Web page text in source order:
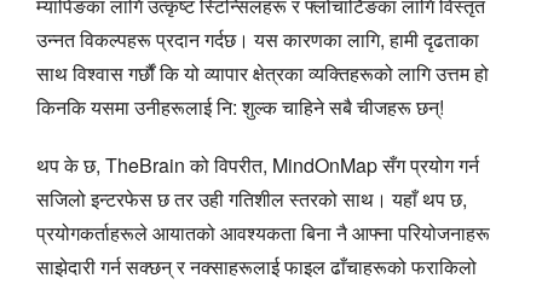
उन्नत विकल्पहरू प्रदान गर्दछ। यस कारणका लागि, हामी दृढताका
साथ विश्वास गर्छौं कि यो व्यापार क्षेत्रका व्यक्तिहरूको लागि उत्तम हो
किनकि यसमा उनीहरूलाई नि: शुल्क चाहिने सबै चीजहरू छन्!
थप के छ, TheBrain को विपरीत, MindOnMap सँग प्रयोग गर्न
सजिलो इन्टरफेस छ तर उही गतिशील स्तरको साथ। यहाँ थप छ,
प्रयोगकर्ताहरूले आयातको आवश्यकता बिना नै आफ्ना परियोजनाहरू
साझेदारी गर्न सक्छन् र नक्साहरूलाई फाइल ढाँचाहरूको फराकिलो